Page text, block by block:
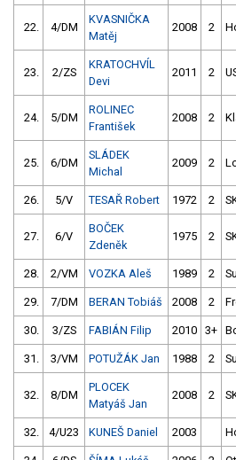
22. 4/DM
KVASNIČKA
Matěj
2008 2
23. 2/ZS
KRATOCHVÍL
Devi
2011 2
24. 5/DM
ROLINEC
František
2008 2
25. 6/DM
SLÁDEK
Michal
2009 2
26. 5/V TESAŘ Robert 1972 2
27. 6/V
BOČEK
Zdeněk
1975 2
28. 2/VM VOZKA Aleš 1989 2
29. 7/DM BERAN Tobiáš 2008 2
30. 3/ZS FABIÁN Filip 2010 3+
31. 3/VM POTUŽÁK Jan 1988 2
32. 8/DM
PLOCEK
Matyáš Jan
2008 2
32. 4/U23 KUNEŠ Daniel 2003